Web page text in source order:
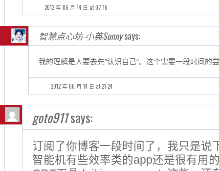
2012 年 06 月 14 日 at 07:16
智慧点心坊-小英Sunnysays:
我的理解是人要去先”认识自己“。这个需要一段时间的
2012 年 06 月 14 日 at 21:24
goto911says:
订阅了你博客一段时间了，我只是说
智能机有些效率类的app还是很有用